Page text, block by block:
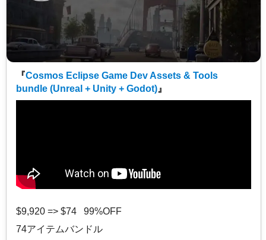
『Cosmos Eclipse Game Dev Assets & Tools
bundle (Unreal + Unity + Godot) 』
$9,920 => $74 99%OFF
74アイテムバンドル